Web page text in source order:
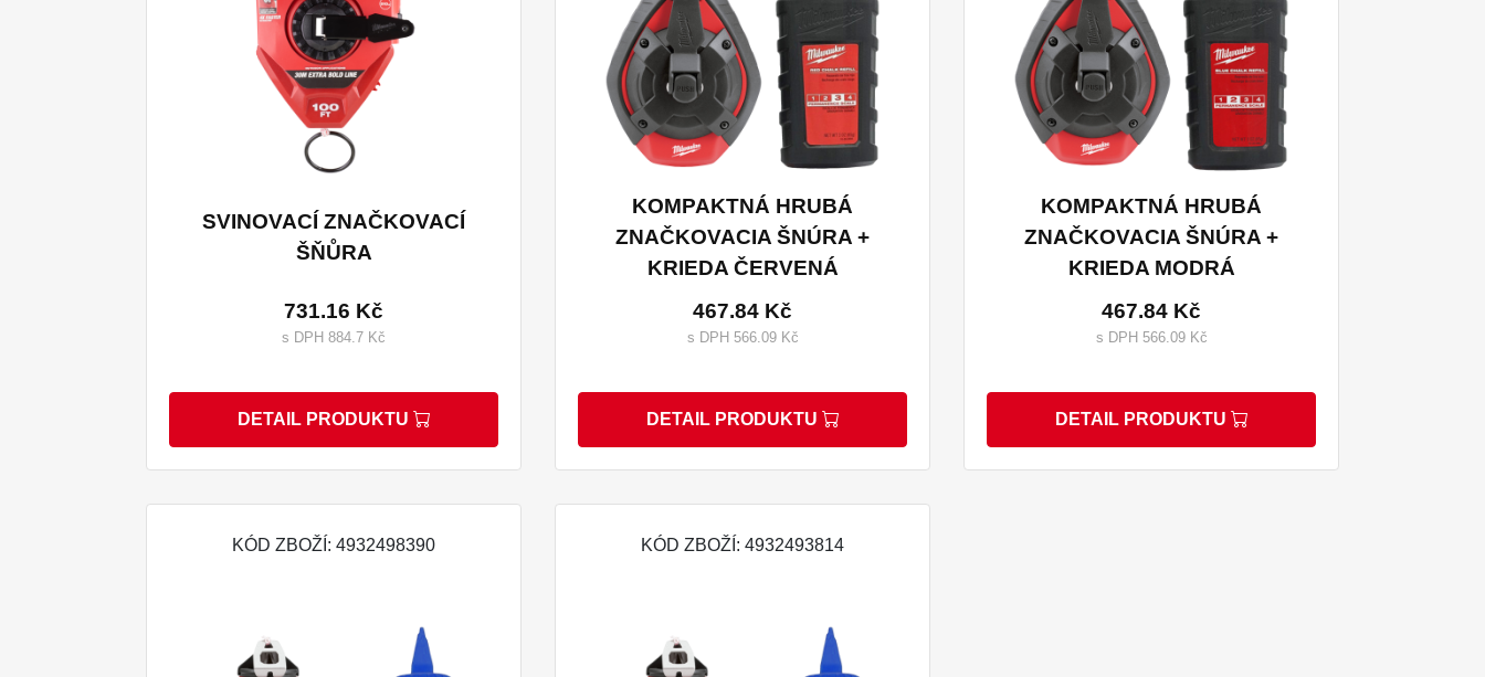
SVINOVACÍ ZNAČKOVACÍ
ŠŇŮRA
731.16 Kč
s DPH 884.7 Kč
DETAIL PRODUKTU
KOMPAKTNÁ HRUBÁ
ZNAČKOVACIA ŠNÚRA +
KRIEDA ČERVENÁ
467.84 Kč
s DPH 566.09 Kč
DETAIL PRODUKTU
KOMPAKTNÁ HRUBÁ
ZNAČKOVACIA ŠNÚRA +
KRIEDA MODRÁ
467.84 Kč
s DPH 566.09 Kč
DETAIL PRODUKTU
KÓD ZBOŽÍ: 4932498390 KÓD ZBOŽÍ: 4932493814